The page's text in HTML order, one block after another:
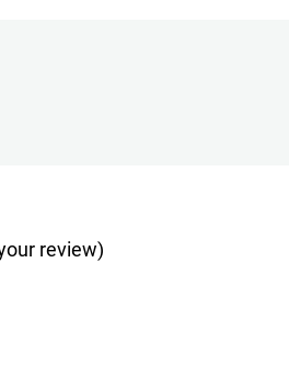
review)